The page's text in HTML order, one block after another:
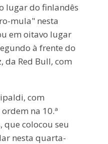
lugar do finlandês
mula" nesta
em oitavo lugar
à frente do
da Red Bull, com
com
na 10.ª
que colocou seu
nesta quarta-